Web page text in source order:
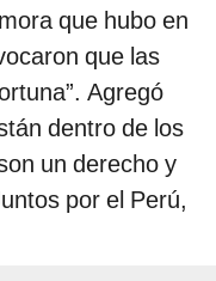
que hubo en
que las
Agregó
dentro de los
un derecho y
por el Perú,